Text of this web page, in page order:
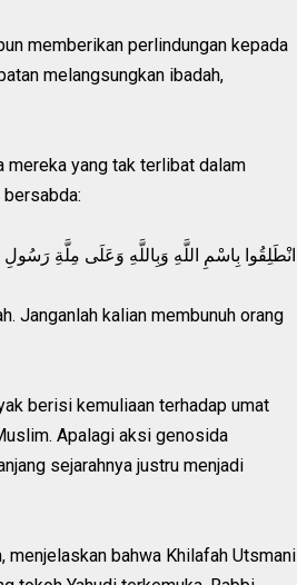
memberikan perlindungan kepada
melangsungkan ibadah,
mereka yang tak terlibat dalam
انْطَلِقُوا بِاسْمِ اللَّهِ وَبِاللَّهِ وَعَلَى مِلَّةِ رَسُولِ
Janganlah kalian membunuh orang
berisi kemuliaan terhadap umat
Apalagi aksi genosida
sejarahnya justru menjadi
menjelaskan bahwa Khilafah Utsmani